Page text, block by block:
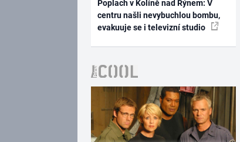
Poplach v Kolíně nad Rýnem: V
centru našli nevybuchlou bombu,
evakuuje se i televizní studio